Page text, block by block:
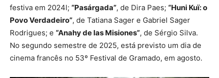
festiva em 2024l; “Pasárgada”, de Dira Paes; “Huni Kuï: o
Povo Verdadeiro”, de Tatiana Sager e Gabriel Sager
Rodrigues; e “Anahy de las Misiones”, de Sérgio Silva.
No segundo semestre de 2025, está previsto um dia de
cinema francês no 53º Festival de Gramado, em agosto.